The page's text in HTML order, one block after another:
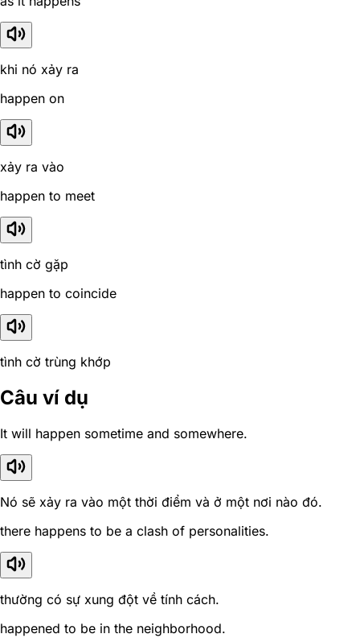
khi nó xảy ra
happen on
xảy ra vào
happen to meet
tình cờ gặp
happen to coincide
tình cờ trùng khớp
Câu ví dụ
It will happen sometime and somewhere.
Nó sẽ xảy ra vào một thời điểm và ở một nơi nào đó.
there happens to be a clash of personalities.
thường có sự xung đột về tính cách.
happened to be in the neighborhood.